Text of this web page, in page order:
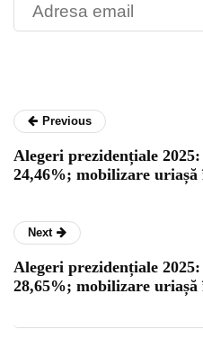
Previous
Alegeri prezidențiale
24,46%; mobilizare uriașă
Next
Alegeri prezidențiale
28,65%; mobilizare uriașă